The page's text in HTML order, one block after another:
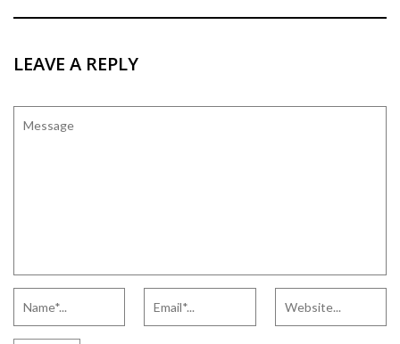
LEAVE A REPLY